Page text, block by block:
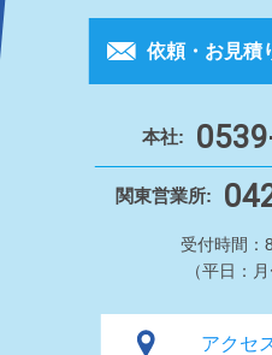
依頼・お見積
本社:
関東営業所:
受付時間：
（平日：
アクセ